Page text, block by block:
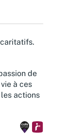
de
à ces
actions